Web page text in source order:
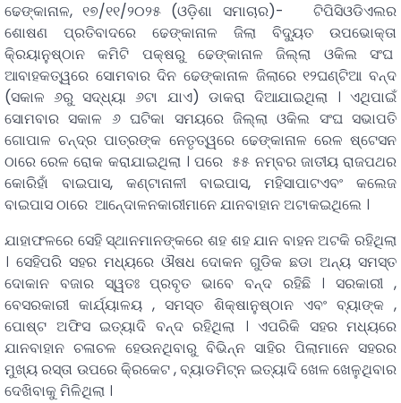
ଢେଙ୍କାନାଳ, ୧୭/୧୧/୨୦୨୫ (ଓଡ଼ିଶା ସମାଚାର)- ଟିପିସିଓଡିଏଲର
ଶୋଷଣ ପ୍ରତିବାଦରେ ଢେଙ୍କାନାଳ ଜିଲା ବିଦୁ୍ୟତ ଉପଭୋକ୍ତା
କି୍ରୟାନୁଷ୍ଠାନ କମିଟି ପକ୍ଷରୁ ଢେଙ୍କାନାଳ ଜିଲ୍ଲା ଓକିଲ ସଂଘ
ଆବାହକତ୍ୱରେ ସୋମବାର ଦିନ ଢେଙ୍କାନାଳ ଜିଲାରେ ୧୨ଘଣ୍ଟିଆ ବନ୍ଦ
(ସକାଳ ୬ରୁ ସଦ୍ଧ୍ୟା ୬ଟା ଯାଏ) ଡାକରା ଦିଆଯାଇଥିଲା । ଏଥିପାଇଁ
ସୋମବାର ସକାଳ ୬ ଘଟିକା ସମୟରେ ଜିଲ୍ଲା ଓକିଲ ସଂଘ ସଭାପତି
ଗୋପାଳ ଚନ୍ଦ୍ର ପାତ୍ରଙ୍କ ନେତୃତ୍ୱରେ ଢେଙ୍କାନାଳ ରେଳ ଷ୍ଟେସନ
ଠାରେ ରେଳ ରୋକ କରାଯାଇଥିଲା । ପରେ ୫୫ ନମ୍ବର ଜାତୀୟ ରାଜପଥର
କୋରିହାଁ ବାଇପାସ, କଣ୍ଟାନାଳୀ ବାଇପାସ, ମହିସାପାଟଏବଂ କଲେଜ
ବାଇପାସ ଠାରେ ଆନେ୍ଦାଳନକାରୀମାନେ ଯାନବାହାନ ଅଟାକଇଥିଲେ ।
ଯାହାଫଳରେ ସେହି ସ୍ଥାନମାନଙ୍କରେ ଶହ ଶହ ଯାନ ବାହନ ଅଟକି ରହିଥିଲା
। ସେହିପରି ସହର ମଧ୍ୟରେ ଔଷଧ ଦୋକନ ଗୁଡିକ ଛଡା ଅନ୍ୟ ସମସ୍ତ
ଦୋକାନ ବଜାର ସ୍ୱତଃ ପ୍ରବୃତ ଭାବେ ବନ୍ଦ ରହିଛି । ସରକାରୀ ,
ବେସରକାରୀ କାର୍ଯ୍ୟାଳୟ , ସମସ୍ତ ଶିକ୍ଷାନୁଷ୍ଠାନ ଏବଂ ବ୍ୟାଙ୍କ ,
ପୋଷ୍ଟ ଅଫିସ ଇତ୍ୟାଦି ବନ୍ଦ ରହିଥିଲା । ଏପରିକି ସହର ମଧ୍ୟରେ
ଯାନବାହାନ ଚଳାଚଳ ହେଉନଥିବାରୁ ବିଭିନ୍ନ ସାହିର ପିଲାମାନେ ସହରର
ମୁଖ୍ୟ ରସ୍ତା ଉପରେ କି୍ରକେଟ , ବ୍ୟାଡମିଟ୍ନ ଇତ୍ୟାଦି ଖେଳ ଖେଳୁଥିବାର
ଦେଖିବାକୁ ମିଳିଥିଲା ।